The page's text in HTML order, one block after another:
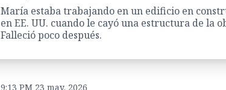
María estaba trabajando en un edificio en
en EE. UU. cuando le cayó una estructura de la
Falleció poco después.
9:13 PM 23 may. 2026